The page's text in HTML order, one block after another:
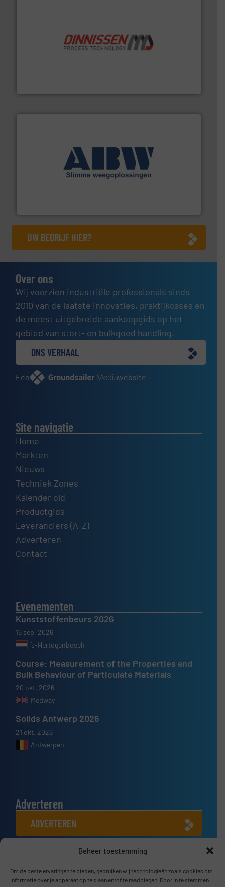
Beheer toestemming
Om de beste ervaringen te bieden, gebruiken wij technologieën zoals cookies om
informatie over je apparaat op te slaan en/of te raadplegen. Door in te stemmen
geautomatiseerde weegoplossingen.Meer info ➜
UW BEDRIJF HIER?
Over ons
Wij voorzien industriële professionals sinds
2010 van de laatste innovaties, praktijkcases en
de meest uitgebreide aankoopgids op het
gebied van stort- en bulkgoed handling.
ONS VERHAAL
Een website
Site navigatie
Home
Markten
Nieuws
Techniek Zones
Kalender old
Productgids
Leveranciers (A-Z)
Adverteren
Contact
Evenementen
Kunststoffenbeurs 2026
16 sep, 2026
’s-Hertogenbosch
Course: Measurement of the Properties and
Bulk Behaviour of Particulate Materials
20 okt, 2026
Medway
Solids Antwerp 2026
21 okt, 2026
Antwerpen
Adverteren
ADVERTEREN
Connect met ons
LINKEDIN